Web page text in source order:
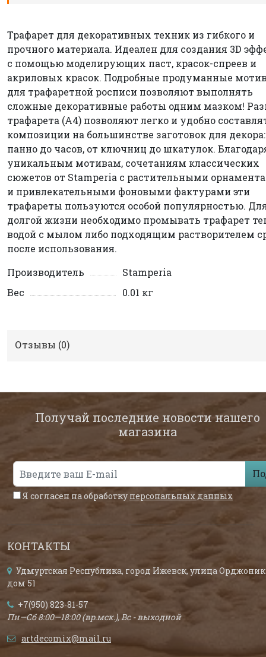
Трафарет для декоративных техник из гибкого и
прочного материала. Идеален для создания 3D
с помощью моделирующих паст, красок-спреев и
акриловых красок. Подробные продуманные
для трафаретной росписи позволяют выполнять
сложные декоративные работы одним мазком!
трафарета (А4) позволяют легко и удобно
композиции на большинстве заготовок для
панно до часов, от ключниц до шкатулок.
уникальным мотивам, сочетаниям классических
сюжетов от Stamperia с растительными
и привлекательными фоновыми фактурами эти
трафареты пользуются особой популярностью.
долгой жизни необходимо промывать трафарет
водой с мылом либо подходящим растворителем
после использования.
Производитель
Stamperia
Вес
0.01 кг
Отзывы (0)
Получай последние новости нашего
магазина
Я согласен на обработку персональных данных
КОНТАКТЫ
Удмуртская Республика, город Ижевск, улица
дом 51
+7(950) 823-81-57
Пн—Сб 8:00—18:00 (вр.мск.), Вс - выходной
artdecomix@mail.ru